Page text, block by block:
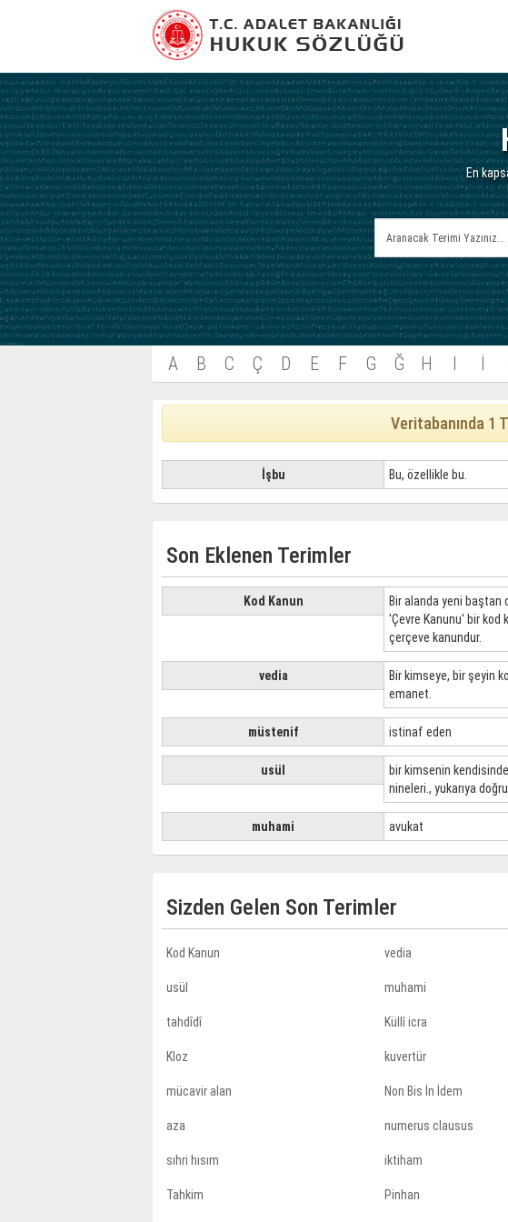
En
A B C Ç D E F G Ğ H I İ
Veritabanında 1
İşbu Bu, özellikle bu.
Son Eklenen Terimler
Kod Kanun
Bir alanda yeni baştan
'Çevre Kanunu' bir kod
çerçeve kanundur.
vedia
Bir kimseye, bir şeyin
emanet.
müstenif istinaf eden
usül
bir kimsenin
nineleri., yukarıya
muhami avukat
Sizden Gelen Son Terimler
Kod Kanun vedia
usül muhami
tahdîdî Küllî icra
Kloz kuvertür
mücavir alan Non Bis İn İdem
aza numerus clausus
sıhri hısım iktiham
Tahkim Pinhan